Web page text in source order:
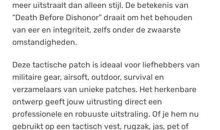
meer uitstraalt dan alleen stijl. De betekenis van
“Death Before Dishonor” draait om het behouden
van eer en integriteit, zelfs onder de zwaarste
omstandigheden.
Deze tactische patch is ideaal voor liefhebbers van
militaire gear, airsoft, outdoor, survival en
verzamelaars van unieke patches. Het herkenbare
ontwerp geeft jouw uitrusting direct een
professionele en robuuste uitstraling. Of je hem nu
gebruikt op een tactisch vest, rugzak, jas, pet of